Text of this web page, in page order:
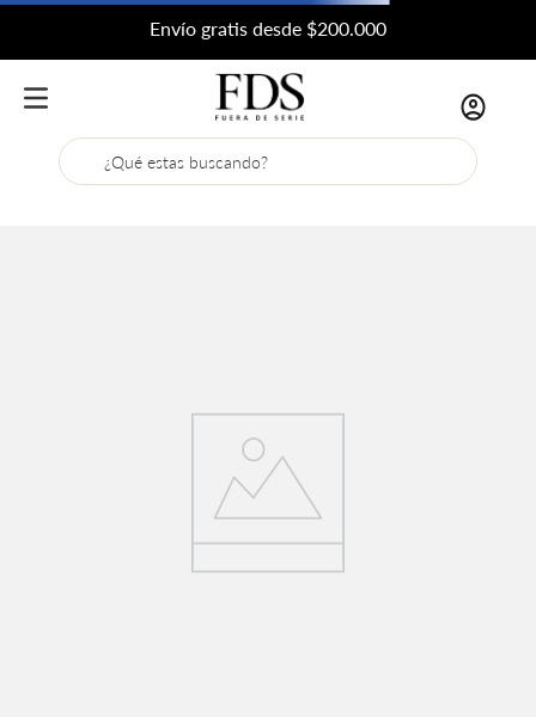
Envío gratis desde $200.000
¿Qué estas buscando?